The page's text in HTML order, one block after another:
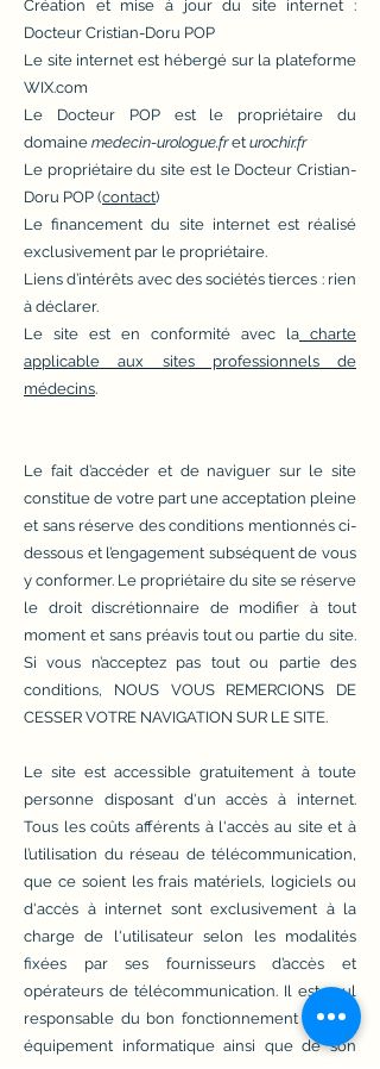
Création et mise à jour du site internet :
Docteur Cristian-Doru POP
Le site internet est hébergé sur la plateforme
WIX.com
Le Docteur POP est le propriétaire du
domaine medecin-urologue.fret urochir.fr
Le propriétaire du site est le Docteur Cristian-
Doru POP (contact)
Le financement du site internet est réalisé
exclusivement par le propriétaire.
Liens d’intérêts avec des sociétés tierces : rien
à déclarer.
Le site est en conformité avec la charte
applicable aux sites professionnels de
médecins.
Le fait d’accéder et de naviguer sur le site
constitue de votre part une acceptation pleine
et sans réserve des conditions mentionnés ci-
dessous et l’engagement subséquent de vous
y conformer. Le propriétaire du site se réserve
le droit discrétionnaire de modifier à tout
moment et sans préavis tout ou partie du site.
Si vous n’acceptez pas tout ou partie des
conditions, NOUS VOUS REMERCIONS DE
CESSER VOTRE NAVIGATION SUR LE SITE.
Le site est accessible gratuitement à toute
personne disposant d'un accès à internet.
Tous les coûts afférents à l'accès au site et à
l’utilisation du réseau de télécommunication,
que ce soient les frais matériels, logiciels ou
d'accès à internet sont exclusivement à la
charge de l'utilisateur selon les modalités
fixées par ses fournisseurs d’accès et
opérateurs de télécommunication. Il est seul
responsable du bon fonctionnement de son
équipement informatique ainsi que de son